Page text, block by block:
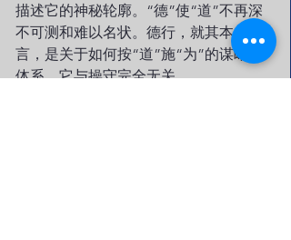
描述它的神秘轮廓。“德”使“道”不再深
不可测和难以名状。德行，就其本义而
言，是关于如何按“道”施“为”的谋略学
体系，它与操守完全无关。